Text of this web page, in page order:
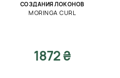
СОЗДАНИЯ ЛОКОНОВ
MORINGA CURL
1872 ₴